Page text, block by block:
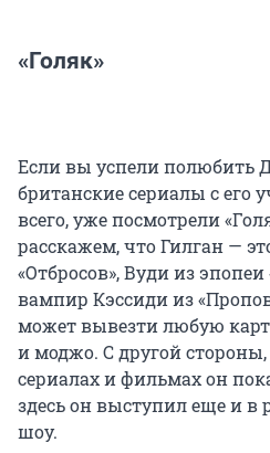
«Голяк»
Если вы успели полюбить
британские сериалы с его
всего, уже посмотрели
расскажем, что Гилган —
«Отбросов», Вуди из
вампир Кэссиди из
может вывезти любую
и моджо. С другой
сериалах и фильмах он
здесь он выступил еще и в
шоу.